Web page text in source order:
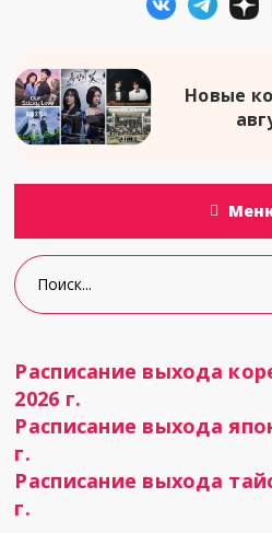
Новые
Расписание выхода
2026 г.
Расписание выхода
г.
Расписание выхода
г.